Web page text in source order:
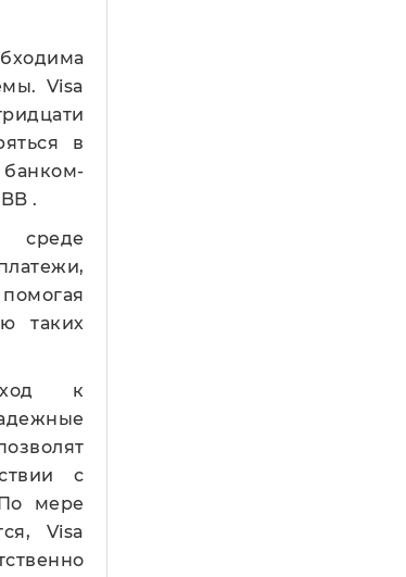
Visa
в
.
среде
таких
к
с
мере
Visa